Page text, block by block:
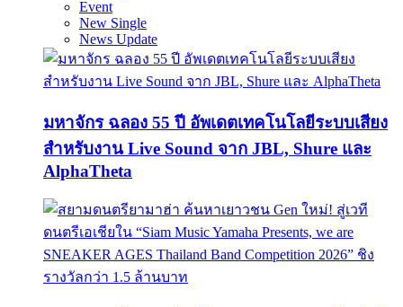
Event
New Single
News Update
มหาจักร ฉลอง 55 ปี อัพเดตเทคโนโลยีระบบเสียง
สำหรับงาน Live Sound จาก JBL, Shure และ
AlphaTheta